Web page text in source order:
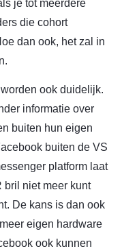
je tot meerdere
die cohort
dan ook, het zal in
ook duidelijk.
informatie over
buiten hun eigen
buiten de VS
platform laat
bril niet meer kunt
De kans is dan ook
eigen hardware
ook kunnen